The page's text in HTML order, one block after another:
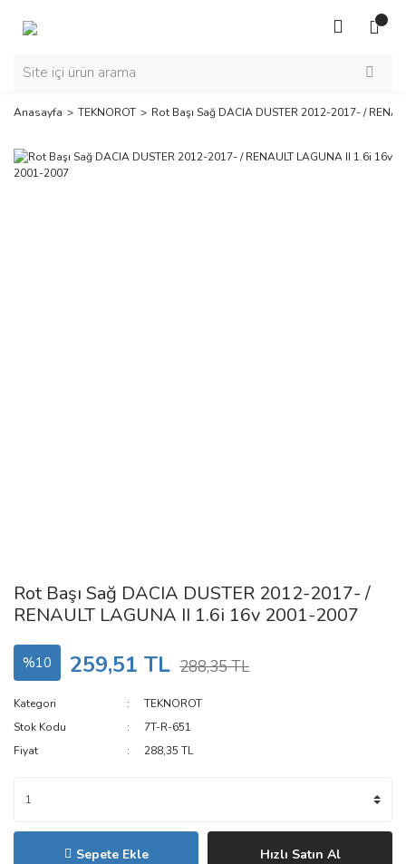
Anasayfa TEKNOROT Rot Başı Sağ DACIA DUSTER 2012-2017- /
Rot Başı Sağ DACIA DUSTER 2012-2017- /
RENAULT LAGUNA II 1.6i 16v 2001-2007
%10 259,51 TL 288,35 TL
Kategori
TEKNOROT
Stok Kodu
7T-R-651
Fiyat
288,35 TL
Sepete Ekle Hızlı Satın Al